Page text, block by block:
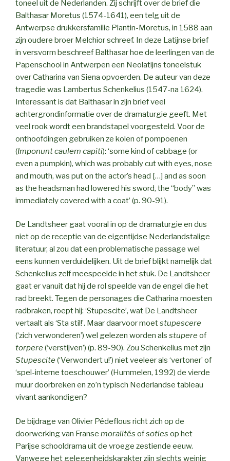
toneel uit de Nederlanden. Zij schrijft over de brief die
Balthasar Moretus (1574-1641), een telg uit de
Antwerpse drukkersfamilie Plantin-Moretus, in 1588 aan
zijn oudere broer Melchior schreef. In deze Latijnse brief
in versvorm beschreef Balthasar hoe de leerlingen van de
Papenschool in Antwerpen een Neolatijns toneelstuk
over Catharina van Siena opvoerden. De auteur van deze
tragedie was Lambertus Schenkelius (1547-na 1624).
Interessant is dat Balthasar in zijn brief veel
achtergrondinformatie over de dramaturgie geeft. Met
veel rook wordt een brandstapel voorgesteld. Voor de
onthoofdingen gebruiken ze kolen of pompoenen
(Imponunt caulem capiti): ‘some kind of cabbage (or
even a pumpkin), which was probably cut with eyes, nose
and mouth, was put on the actor’s head […] and as soon
as the headsman had lowered his sword, the “body” was
immediately covered with a coat’ (p. 90-91).
De Landtsheer gaat vooral in op de dramaturgie en dus
niet op de receptie van de eigentijdse Nederlandstalige
literatuur, al zou dat een problematische passage wel
eens kunnen verduidelijken. Uit de brief blijkt namelijk dat
Schenkelius zelf meespeelde in het stuk. De Landtsheer
gaat er vanuit dat hij de rol speelde van de engel die het
rad breekt. Tegen de personages die Catharina moesten
radbraken, roept hij: ‘Stupescite’, wat De Landtsheer
vertaalt als ‘Sta stil!’. Maar daarvoor moetstupescere
(‘zich verwonderen’) wel gelezen worden als stupereof
torpere(‘verstijven’) (p. 89-90). Zou Schenkelius met zijn
Stupescite(‘Verwondert u!’) niet veeleer als ‘vertoner’ of
‘spel-interne toeschouwer’ (Hummelen, 1992) de vierde
muur doorbreken en zo’n typisch Nederlandse tableau
vivant aankondigen?
De bijdrage van Olivier Pédeflous richt zich op de
doorwerking van Franse moralités ofsoties op het
Parijse schooldrama uit de vroege zestiende eeuw.
Vanwege het gelegenheidskarakter zijn slechts weinig